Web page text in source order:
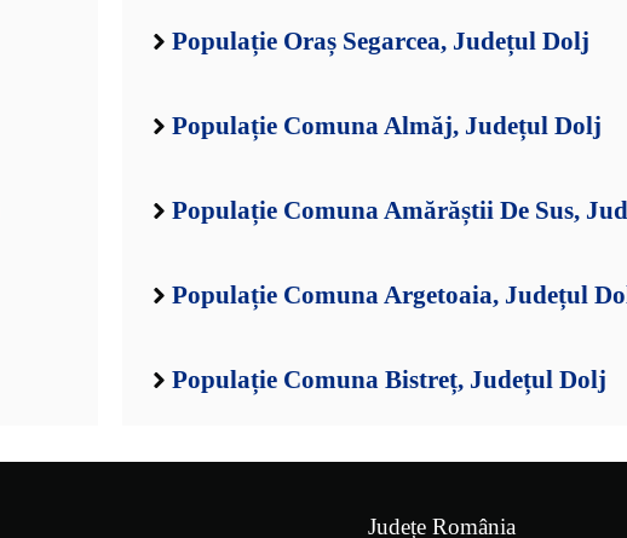
Populație Oraș Segarcea, Județul Dolj
Populație Comuna Almăj, Județul Dolj
Populație Comuna Amărăștii De Sus,
Populație Comuna Argetoaia, Județul
Populație Comuna Bistreț, Județul Dolj
Județe România